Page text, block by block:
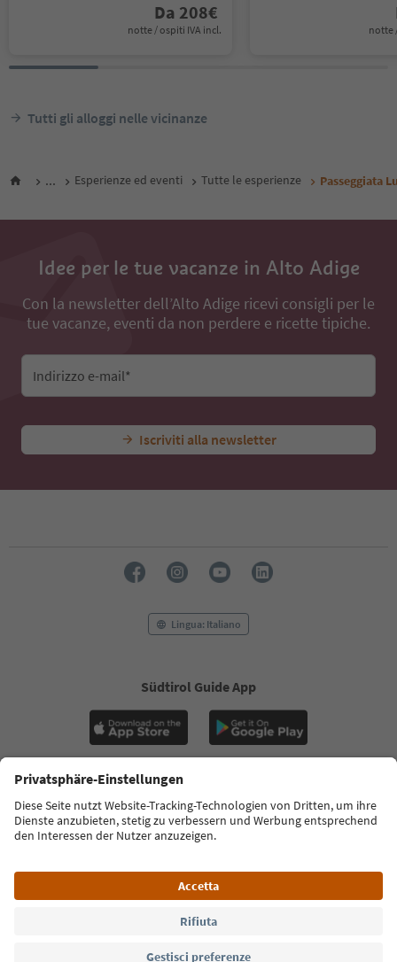
Da 208€
notte / ospiti IVA incl. notte
Tutti gli alloggi nelle vicinanze
... Esperienze ed eventi Tutte le esperienze Passeggiata
Idee per le tue vacanze in Alto Adige
Con la newsletter dell’Alto Adige ricevi consigli per le
tue vacanze, eventi da non perdere e ricette tipiche.
Indirizzo e-mail*
Iscriviti alla newsletter
Lingua: Italiano
Südtirol Guide App
FAQ Contatti Press MICE
Privacy Policy
Termini e condizioni
Crediti
Cookie Policy
Alto Adige B2B